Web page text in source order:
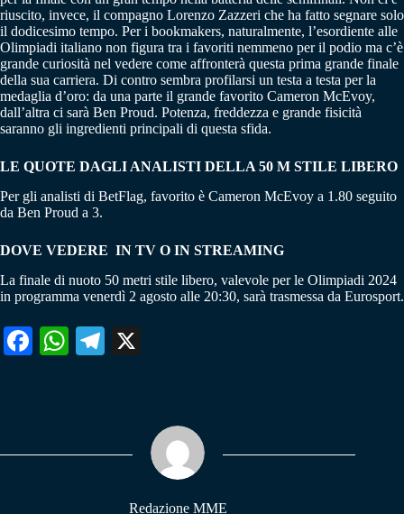
riuscito, invece, il compagno Lorenzo Zazzeri che ha fatto segnare solo
il dodicesimo tempo. Per i bookmakers, naturalmente, l’esordiente alle
Olimpiadi italiano non figura tra i favoriti nemmeno per il podio ma c’è
grande curiosità nel vedere come affronterà questa prima grande finale
della sua carriera. Di contro sembra profilarsi un testa a testa per la
medaglia d’oro: da una parte il grande favorito Cameron McEvoy,
dall’altra ci sarà Ben Proud. Potenza, freddezza e grande fisicità
saranno gli ingredienti principali di questa sfida.
LE QUOTE DAGLI ANALISTI DELLA 50 M STILE LIBERO
Per gli analisti di BetFlag, favorito è Cameron McEvoy a 1.80 seguito
da Ben Proud a 3.
DOVE VEDERE IN TV O IN STREAMING
La finale di nuoto 50 metri stile libero, valevole per le Olimpiadi 2024
in programma venerdì 2 agosto alle 20:30, sarà trasmessa da Eurosport.
Fa W
pp
Te
m
Redazione MME